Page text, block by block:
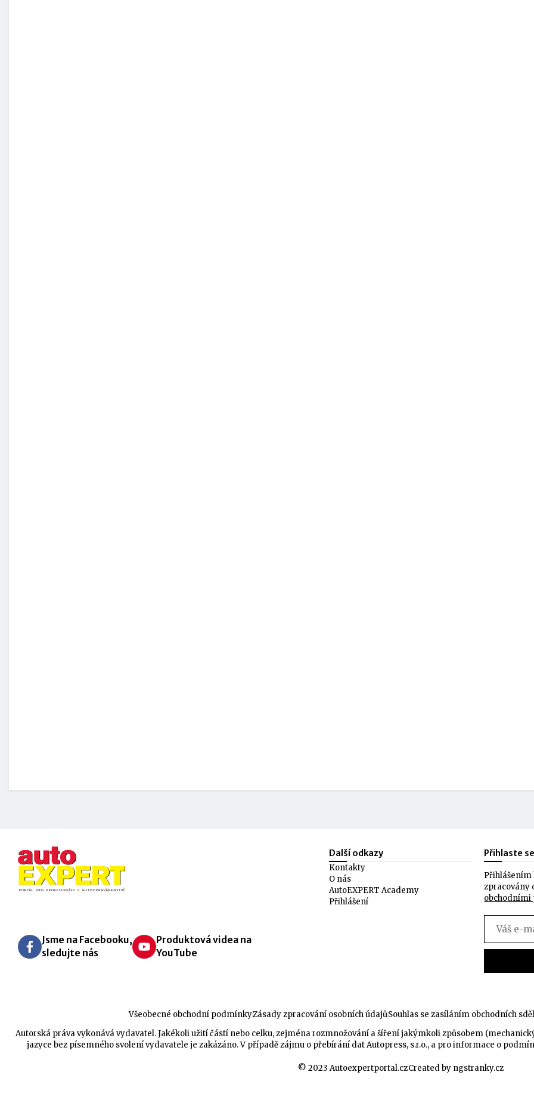
Další odkazy
Kontakty
O nás
AutoEXPERT Academy
Přihlášení
Přihlaste
Přihlášením
zpracovány
Jsme na Facebooku,
sledujte nás
Produktová videa na
YouTube
Všeobecné obchodní podmínkyZásady zpracování osobních údajůSouhlas se zasíláním obchodních
Autorská práva vykonává vydavatel. Jakékoli užití částí nebo celku, zejména rozmnožování a šíření jakýmkoli způsobem
jazyce bez písemného svolení vydavatele je zakázáno. V případě zájmu o přebírání dat Autopress, s.r.o., a pro informace o
© 2023 Autoexpertportal.czCreated by ngstranky.cz